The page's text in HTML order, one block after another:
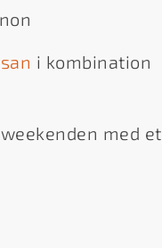
i kombination
med et